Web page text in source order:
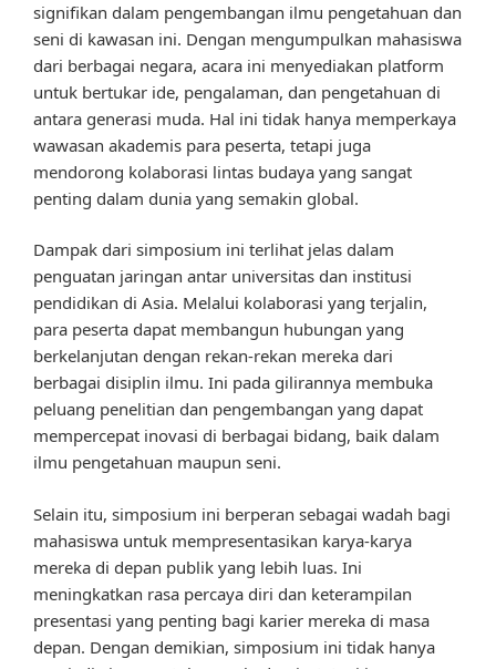
signifikan dalam pengembangan ilmu pengetahuan dan
seni di kawasan ini. Dengan mengumpulkan mahasiswa
dari berbagai negara, acara ini menyediakan platform
untuk bertukar ide, pengalaman, dan pengetahuan di
antara generasi muda. Hal ini tidak hanya memperkaya
wawasan akademis para peserta, tetapi juga
mendorong kolaborasi lintas budaya yang sangat
penting dalam dunia yang semakin global.
Dampak dari simposium ini terlihat jelas dalam
penguatan jaringan antar universitas dan institusi
pendidikan di Asia. Melalui kolaborasi yang terjalin,
para peserta dapat membangun hubungan yang
berkelanjutan dengan rekan-rekan mereka dari
berbagai disiplin ilmu. Ini pada gilirannya membuka
peluang penelitian dan pengembangan yang dapat
mempercepat inovasi di berbagai bidang, baik dalam
ilmu pengetahuan maupun seni.
Selain itu, simposium ini berperan sebagai wadah bagi
mahasiswa untuk mempresentasikan karya-karya
mereka di depan publik yang lebih luas. Ini
meningkatkan rasa percaya diri dan keterampilan
presentasi yang penting bagi karier mereka di masa
depan. Dengan demikian, simposium ini tidak hanya